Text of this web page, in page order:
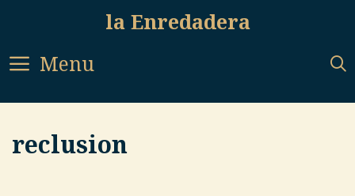
content
la Enredadera
Menu
reclusion